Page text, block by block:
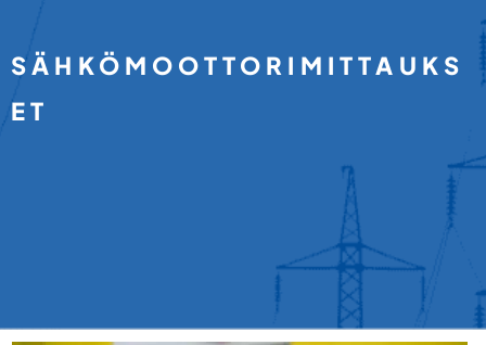
SÄHKÖMOOTTORIMITTAUKS
ET